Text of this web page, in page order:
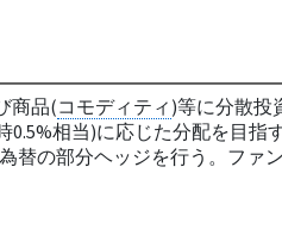
商品(コモディティ )等に分散投
相当)に応じた分配を目
の部分ヘッジを行う。ファ